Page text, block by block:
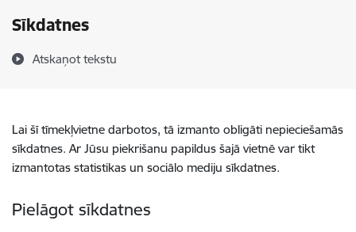
Sīkdatnes
Atskaņot tekstu
Lai šī tīmekļvietne darbotos, tā izmanto obligāti nepieciešamās
sīkdatnes. Ar Jūsu piekrišanu papildus šajā vietnē var tikt
izmantotas statistikas un sociālo mediju sīkdatnes.
Pielāgot sīkdatnes